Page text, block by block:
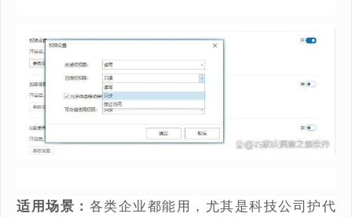
适用场景： 各类企业都能用，尤其是科技公司护代